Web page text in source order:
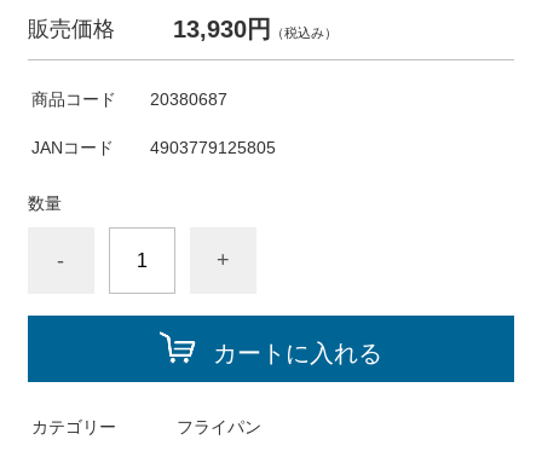
販売価格 13,930円 （税込み）
商品コード 20380687
JANコード 4903779125805
数量
- +
カートに入れる
カテゴリー フライパン